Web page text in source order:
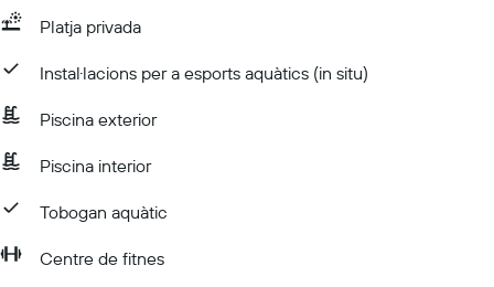
Platja privada
Instal·lacions per a esports aquàtics (in situ)
Piscina exterior
Piscina interior
Tobogan aquàtic
Centre de fitnes